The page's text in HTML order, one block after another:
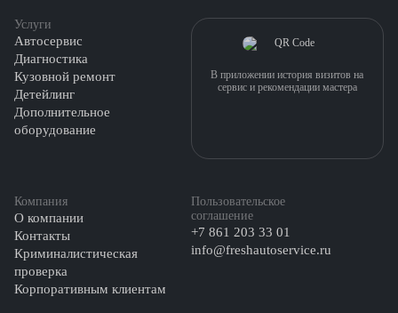
демонтаж колеса;
отгиб примятой пластины и выкручивание гайки;
снятие суппорта и шаровой опоры;
отсоединение крепежей с поворотного кулака;
очистка всех посадочных мест от грязи и следов
Услуги
Автосервис
Диагностика
Кузовной ремонт
Детейлинг
Дополнительное
оборудование
Компания
О компании
Контакты
Криминалистическая
проверка
Корпоративным клиентам
Пользовательское
соглашение
+7 861 203 33 01
info@freshautoservice.ru
В приложении история визитов на
сервис и рекомендации мастера